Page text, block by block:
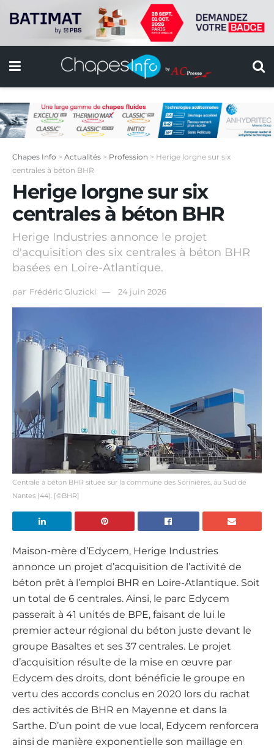
Chapes Info > Actualités > Profession > Herige lorgne sur six
centrales à béton BHR
Herige lorgne sur six
centrales à béton BHR
Herige Industries annonce le projet
d'acquisition des six centrales à béton BHR
basées en Loire-Atlantique.
par Frédéric Gluzicki 24 juin 2026
Centrale à béton BHR située sur la commune des Sorinières, au Sud de
Nantes (44). [©BHR]
Maison-mère d’Edycem, Herige Industries
annonce un projet d’acquisition de l’activité de
béton prêt à l’emploi BHR en Loire-Atlantique. Soit
un total de 6 centrales. Ainsi, le parc Edycem
passerait à 41 unités de BPE, faisant de lui le
premier acteur régional du béton juste devant le
groupe Basaltes et ses 37 centrales. Le projet
d’acquisition résulte de la mise en œuvre par
Edycem des droits, dont bénéficie le groupe en
vertu des accords conclus en 2020 lors du rachat
des activités de BHR en Mayenne et dans la
Sarthe. D’un point de vue local, Edycem renforcera
ainsi de manière exponentielle son maillage en